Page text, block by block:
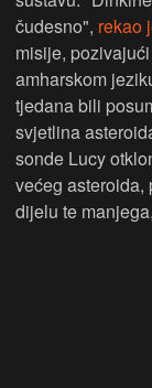
čudesno", rekao
misije,
amharskom
tjedana bili
svjetlina
sonde Lucy
većeg asteroida,
dijelu te